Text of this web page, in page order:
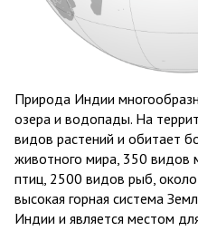
Природа Индии
озера и водопады. На
видов растений и обитает
животного мира, 350
птиц, 2500 видов рыб,
высокая горная система
Индии и является местом